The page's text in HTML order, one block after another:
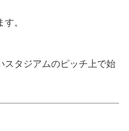
。
スタジアムのピッチ上で始